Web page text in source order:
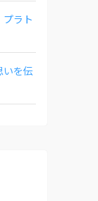
ラト
いを伝